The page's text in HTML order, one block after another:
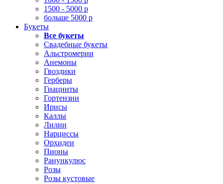
1500 - 5000 р
больше 5000 р
Букеты
Все букеты
Свадебные букеты
Альстромерии
Анемоны
Гвоздики
Герберы
Гиацинты
Гортензии
Ирисы
Каллы
Лилии
Нарциссы
Орхидеи
Пионы
Ранункулюс
Розы
Розы кустовые